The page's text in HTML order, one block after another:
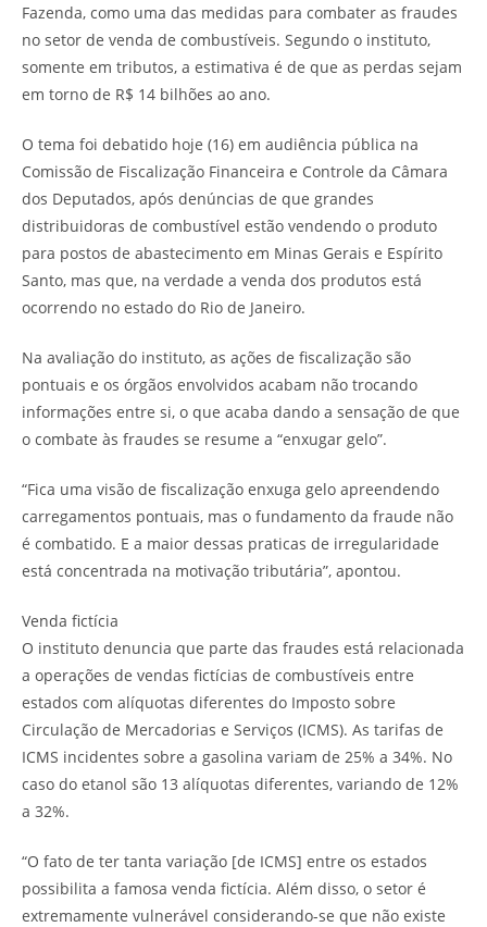
Fazenda, como uma das medidas para combater as fraudes
no setor de venda de combustíveis. Segundo o instituto,
somente em tributos, a estimativa é de que as perdas sejam
em torno de R$ 14 bilhões ao ano.
O tema foi debatido hoje (16) em audiência pública na
Comissão de Fiscalização Financeira e Controle da Câmara
dos Deputados, após denúncias de que grandes
distribuidoras de combustível estão vendendo o produto
para postos de abastecimento em Minas Gerais e Espírito
Santo, mas que, na verdade a venda dos produtos está
ocorrendo no estado do Rio de Janeiro.
Na avaliação do instituto, as ações de fiscalização são
pontuais e os órgãos envolvidos acabam não trocando
informações entre si, o que acaba dando a sensação de que
o combate às fraudes se resume a “enxugar gelo”.
“Fica uma visão de fiscalização enxuga gelo apreendendo
carregamentos pontuais, mas o fundamento da fraude não
é combatido. E a maior dessas praticas de irregularidade
está concentrada na motivação tributária”, apontou.
Venda fictícia
O instituto denuncia que parte das fraudes está relacionada
a operações de vendas fictícias de combustíveis entre
estados com alíquotas diferentes do Imposto sobre
Circulação de Mercadorias e Serviços (ICMS). As tarifas de
ICMS incidentes sobre a gasolina variam de 25% a 34%. No
caso do etanol são 13 alíquotas diferentes, variando de 12%
a 32%.
“O fato de ter tanta variação [de ICMS] entre os estados
possibilita a famosa venda fictícia. Além disso, o setor é
extremamente vulnerável considerando-se que não existe